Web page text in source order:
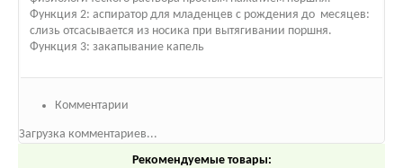
Функция 2: аспиратор для младенцев с рождения до месяцев:
слизь отсасывается из носика при вытягивании поршня.
Функция 3: закапывание капель
Комментарии
Загрузка комментариев...
Рекомендуемые товары: